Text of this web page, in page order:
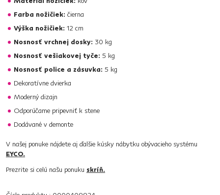
Farba nožičiek: čierna
Výška nožičiek: 12 cm
Nosnosť vrchnej dosky: 30 kg
Nosnosť vešiakovej tyče: 5 kg
Nosnosť police a zásuvka: 5 kg
Dekoratívne dvierka
Moderný dizajn
Odporúčame pripevniť k stene
Dodávané v demonte
V našej ponuke nájdete aj ďalšie kúsky nábytku obývacieho systému
EYCO.
Prezrite si celú našu ponuku skríň.